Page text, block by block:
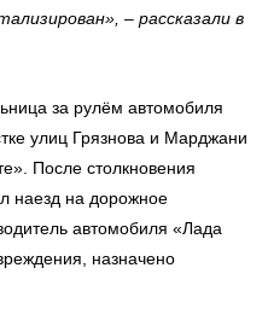
– рассказали в
за рулём автомобиля
улиц Грязнова и Марджани
После столкновения
наезд на дорожное
автомобиля «Лада
назначено